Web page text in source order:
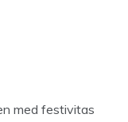
med festivitas